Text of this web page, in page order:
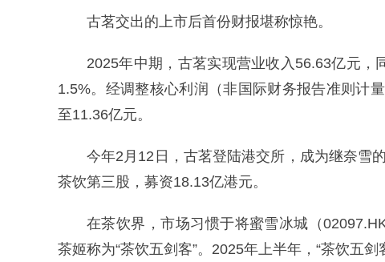
古茗交出的上市后首份财报堪称惊艳。
2025年中期，古茗实现营业收入56.63亿元
1.5%。经调整核心利润（非国际财务报告准则计
至11.36亿元。
今年2月12日，古茗登陆港交所，成为继奈雪
茶饮第三股，募资18.13亿港元。
在茶饮界，市场习惯于将蜜雪冰城（
茶姬称为“茶饮五剑客”。2025年上半年，“茶饮五